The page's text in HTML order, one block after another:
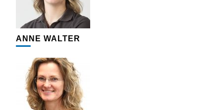
ANNE WALTER